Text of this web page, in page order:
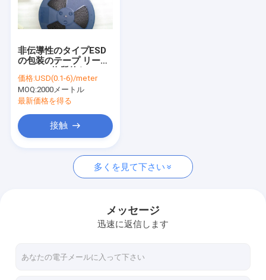
新しい
smt
esdの生地
非伝導性のタイプESD
の包装のテープ リール
は承認した
価格:USD(0.1-6)/meter
MOQ:2000メートル
最新価格を得る
接触
多くを見て下さい
メッセージ
迅速に返信します